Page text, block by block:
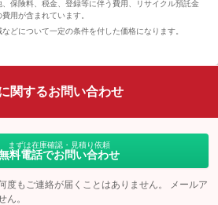
保険料、税金、登録等に伴う費用、リサイクル預託金
用が含まれています。
どについて一定の条件を付した価格になります。
関するお問い合わせ
まずは在庫確認・見積り依頼
料電話でお問い合わせ
度もご連絡が届くことはありません。 メールア
ん。